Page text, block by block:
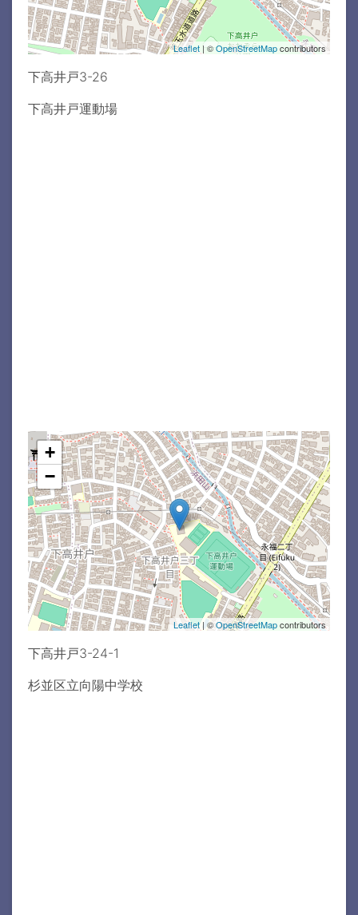
Leaflet | ©OpenStreetMapcontributors
下高井戸3-26
下高井戸運動場
+
−
Leaflet| ©OpenStreetMapcontributors
下高井戸3-24-1
杉並区立向陽中学校